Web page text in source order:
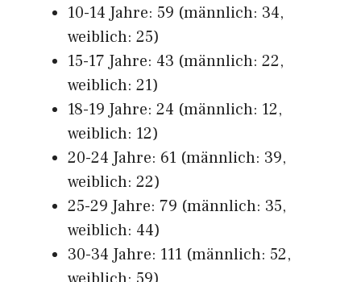
10-14 Jahre: 59 (männlich: 34,
weiblich: 25)
15-17 Jahre: 43 (männlich: 22,
weiblich: 21)
18-19 Jahre: 24 (männlich: 12,
weiblich: 12)
20-24 Jahre: 61 (männlich: 39,
weiblich: 22)
25-29 Jahre: 79 (männlich: 35,
weiblich: 44)
30-34 Jahre: 111 (männlich: 52,